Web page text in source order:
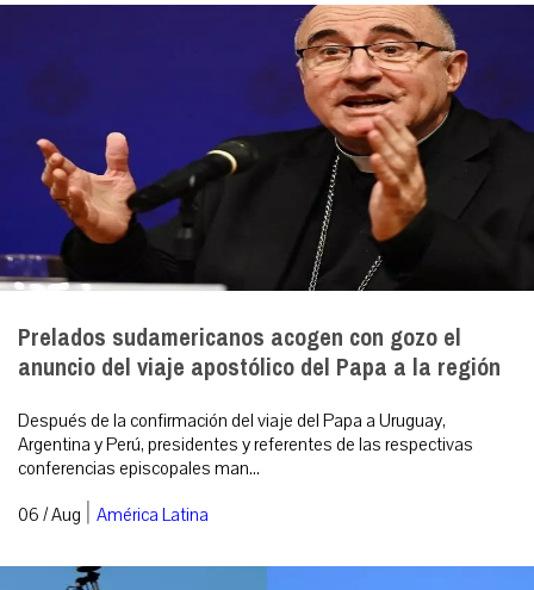
Prelados sudamericanos acogen con gozo el
anuncio del viaje apostólico del Papa a la región
Después de la confirmación del viaje del Papa a Uruguay,
Argentina y Perú, presidentes y referentes de las respectivas
conferencias episcopales man...
06 / Aug | América Latina